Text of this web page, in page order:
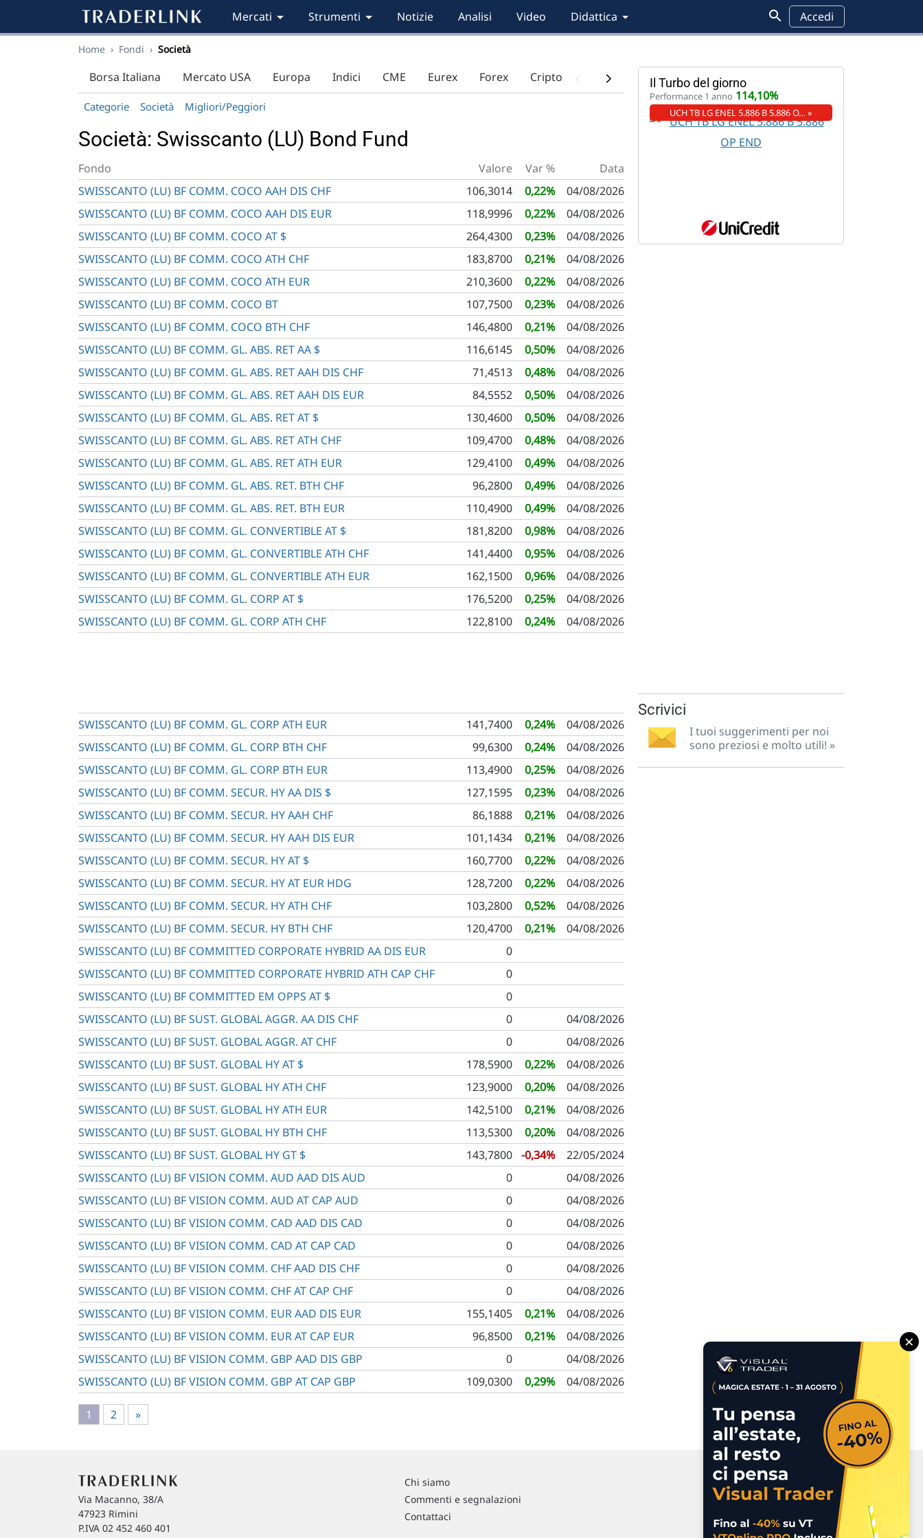
Mercati Strumenti Notizie Analisi Video Didattica Accedi
Home › Fondi › Società
Borsa Italiana Mercato USA Europa Indici CME Eurex Forex Criptovalute
Categorie Società Migliori/Peggiori
Società: Swisscanto (LU) Bond Fund
Fondo Valore Var %
Data
SWISSCANTO (LU) BF COMM. COCO AAH DIS CHF
106,3014 0,22%
04/08/2026
SWISSCANTO (LU) BF COMM. COCO AAH DIS EUR
118,9996 0,22%
04/08/2026
SWISSCANTO (LU) BF COMM. COCO AT $
264,4300 0,23%
04/08/2026
SWISSCANTO (LU) BF COMM. COCO ATH CHF
183,8700 0,21%
04/08/2026
SWISSCANTO (LU) BF COMM. COCO ATH EUR
210,3600 0,22%
04/08/2026
SWISSCANTO (LU) BF COMM. COCO BT
107,7500 0,23%
04/08/2026
SWISSCANTO (LU) BF COMM. COCO BTH CHF
146,4800 0,21%
04/08/2026
SWISSCANTO (LU) BF COMM. GL. ABS. RET AA $
116,6145 0,50%
04/08/2026
SWISSCANTO (LU) BF COMM. GL. ABS. RET AAH DIS CHF
71,4513 0,48%
04/08/2026
SWISSCANTO (LU) BF COMM. GL. ABS. RET AAH DIS EUR
84,5552 0,50%
04/08/2026
SWISSCANTO (LU) BF COMM. GL. ABS. RET AT $
130,4600 0,50%
04/08/2026
SWISSCANTO (LU) BF COMM. GL. ABS. RET ATH CHF
109,4700 0,48%
04/08/2026
SWISSCANTO (LU) BF COMM. GL. ABS. RET ATH EUR
129,4100 0,49%
04/08/2026
SWISSCANTO (LU) BF COMM. GL. ABS. RET. BTH CHF
96,2800 0,49%
04/08/2026
SWISSCANTO (LU) BF COMM. GL. ABS. RET. BTH EUR
110,4900 0,49%
04/08/2026
SWISSCANTO (LU) BF COMM. GL. CONVERTIBLE AT $
181,8200 0,98%
04/08/2026
SWISSCANTO (LU) BF COMM. GL. CONVERTIBLE ATH CHF
141,4400 0,95%
04/08/2026
SWISSCANTO (LU) BF COMM. GL. CONVERTIBLE ATH EUR
162,1500 0,96%
04/08/2026
SWISSCANTO (LU) BF COMM. GL. CORP AT $
176,5200 0,25%
04/08/2026
SWISSCANTO (LU) BF COMM. GL. CORP ATH CHF
122,8100 0,24% 04/08/2026
SWISSCANTO (LU) BF COMM. GL. CORP ATH EUR 141,7400 0,24%
04/08/2026
SWISSCANTO (LU) BF COMM. GL. CORP BTH CHF
99,6300 0,24%
04/08/2026
SWISSCANTO (LU) BF COMM. GL. CORP BTH EUR
113,4900 0,25%
04/08/2026
SWISSCANTO (LU) BF COMM. SECUR. HY AA DIS $
127,1595 0,23%
04/08/2026
SWISSCANTO (LU) BF COMM. SECUR. HY AAH CHF
86,1888 0,21%
04/08/2026
SWISSCANTO (LU) BF COMM. SECUR. HY AAH DIS EUR
101,1434 0,21%
04/08/2026
SWISSCANTO (LU) BF COMM. SECUR. HY AT $
160,7700 0,22%
04/08/2026
SWISSCANTO (LU) BF COMM. SECUR. HY AT EUR HDG
128,7200 0,22%
04/08/2026
SWISSCANTO (LU) BF COMM. SECUR. HY ATH CHF
103,2800 0,52%
04/08/2026
SWISSCANTO (LU) BF COMM. SECUR. HY BTH CHF
120,4700 0,21%
04/08/2026
SWISSCANTO (LU) BF COMMITTED CORPORATE HYBRID AA DIS EUR
0
SWISSCANTO (LU) BF COMMITTED CORPORATE HYBRID ATH CAP CHF
0
SWISSCANTO (LU) BF COMMITTED EM OPPS AT $
0
SWISSCANTO (LU) BF SUST. GLOBAL AGGR. AA DIS CHF
0
04/08/2026
SWISSCANTO (LU) BF SUST. GLOBAL AGGR. AT CHF
0
04/08/2026
SWISSCANTO (LU) BF SUST. GLOBAL HY AT $
178,5900 0,22%
04/08/2026
SWISSCANTO (LU) BF SUST. GLOBAL HY ATH CHF
123,9000 0,20%
04/08/2026
SWISSCANTO (LU) BF SUST. GLOBAL HY ATH EUR
142,5100 0,21%
04/08/2026
SWISSCANTO (LU) BF SUST. GLOBAL HY BTH CHF
113,5300 0,20%
04/08/2026
SWISSCANTO (LU) BF SUST. GLOBAL HY GT $
143,7800 -0,34%
22/05/2024
SWISSCANTO (LU) BF VISION COMM. AUD AAD DIS AUD
0
04/08/2026
SWISSCANTO (LU) BF VISION COMM. AUD AT CAP AUD
0
04/08/2026
SWISSCANTO (LU) BF VISION COMM. CAD AAD DIS CAD
0
04/08/2026
SWISSCANTO (LU) BF VISION COMM. CAD AT CAP CAD
0
04/08/2026
SWISSCANTO (LU) BF VISION COMM. CHF AAD DIS CHF
0
04/08/2026
SWISSCANTO (LU) BF VISION COMM. CHF AT CAP CHF
0
04/08/2026
SWISSCANTO (LU) BF VISION COMM. EUR AAD DIS EUR
155,1405 0,21%
04/08/2026
SWISSCANTO (LU) BF VISION COMM. EUR AT CAP EUR
96,8500 0,21%
04/08/2026
SWISSCANTO (LU) BF VISION COMM. GBP AAD DIS GBP
0
04/08/2026
SWISSCANTO (LU) BF VISION COMM. GBP AT CAP GBP
109,0300 0,29% 04/08/2026
1 2 »
Il Turbo del giorno
Performance 1 anno 114,10%
UCH TB LG ENEL 5.886 B 5.886 O… »
Scrivici
I tuoi suggerimenti per noi
sono preziosi e molto utili! »
Via Macanno, 38/A
47923 Rimini
P.IVA 02 452 460 401
Chi siamo
Commenti e segnalazioni
Contattaci
×